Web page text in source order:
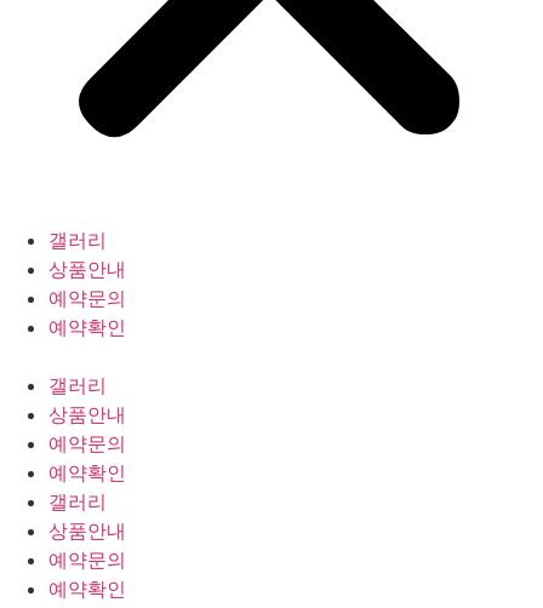
갤러리
상품안내
예약문의
예약확인
갤러리
상품안내
예약문의
예약확인
갤러리
상품안내
예약문의
예약확인